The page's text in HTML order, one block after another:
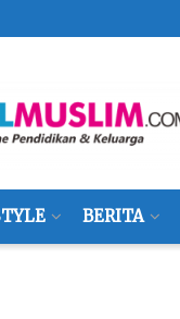
BERITA